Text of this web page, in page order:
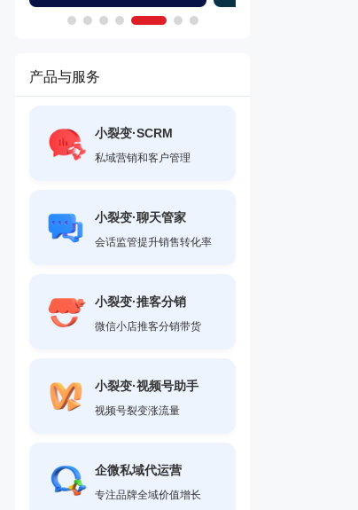
产品与服务
小裂变·SCRM
私域营销和客户管理
小裂变·聊天管家
会话监管提升销售转化率
小裂变·推客分销
微信小店推客分销带货
小裂变·视频号助手
视频号裂变涨流量
企微私域代运营
专注品牌全域价值增长